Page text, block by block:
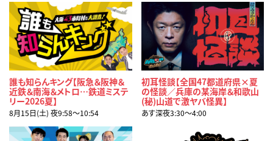
誰も知らんキング【阪急＆阪神＆
近鉄＆南海＆メトロ…鉄道ミステ
リー2026夏】
8月15日(土) 夜9:58〜10:54
初耳怪談【全国47都道府県×夏
の怪談／兵庫の某海岸＆和歌山
(秘)山道で激ヤバ怪異】
あす深夜3:30〜4:00